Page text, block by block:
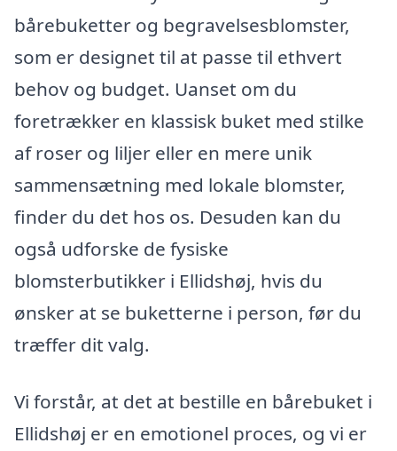
bårebuketter og begravelsesblomster,
som er designet til at passe til ethvert
behov og budget. Uanset om du
foretrækker en klassisk buket med stilke
af roser og liljer eller en mere unik
sammensætning med lokale blomster,
finder du det hos os. Desuden kan du
også udforske de fysiske
blomsterbutikker i Ellidshøj, hvis du
ønsker at se buketterne i person, før du
træffer dit valg.
Vi forstår, at det at bestille en bårebuket i
Ellidshøj er en emotionel proces, og vi er